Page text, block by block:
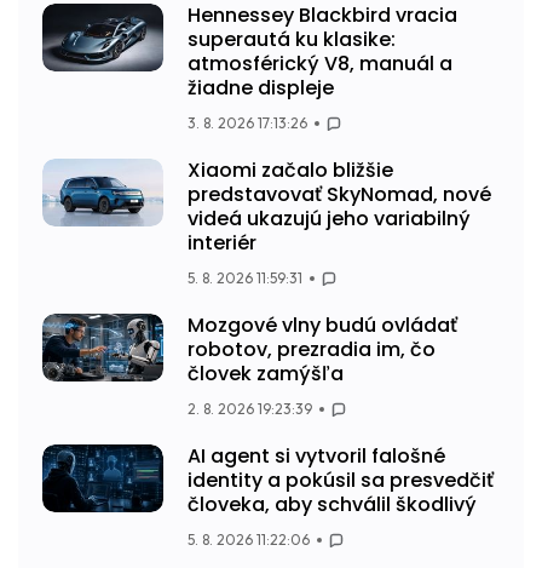
Hennessey Blackbird vracia
superautá ku klasike:
atmosférický V8, manuál a
žiadne displeje
3. 8. 2026 17:13:26
Xiaomi začalo bližšie
predstavovať SkyNomad, nové
videá ukazujú jeho variabilný
interiér
5. 8. 2026 11:59:31
Mozgové vlny budú ovládať
robotov, prezradia im, čo
človek zamýšľa
2. 8. 2026 19:23:39
AI agent si vytvoril falošné
identity a pokúsil sa presvedčiť
človeka, aby schválil škodlivý
5. 8. 2026 11:22:06